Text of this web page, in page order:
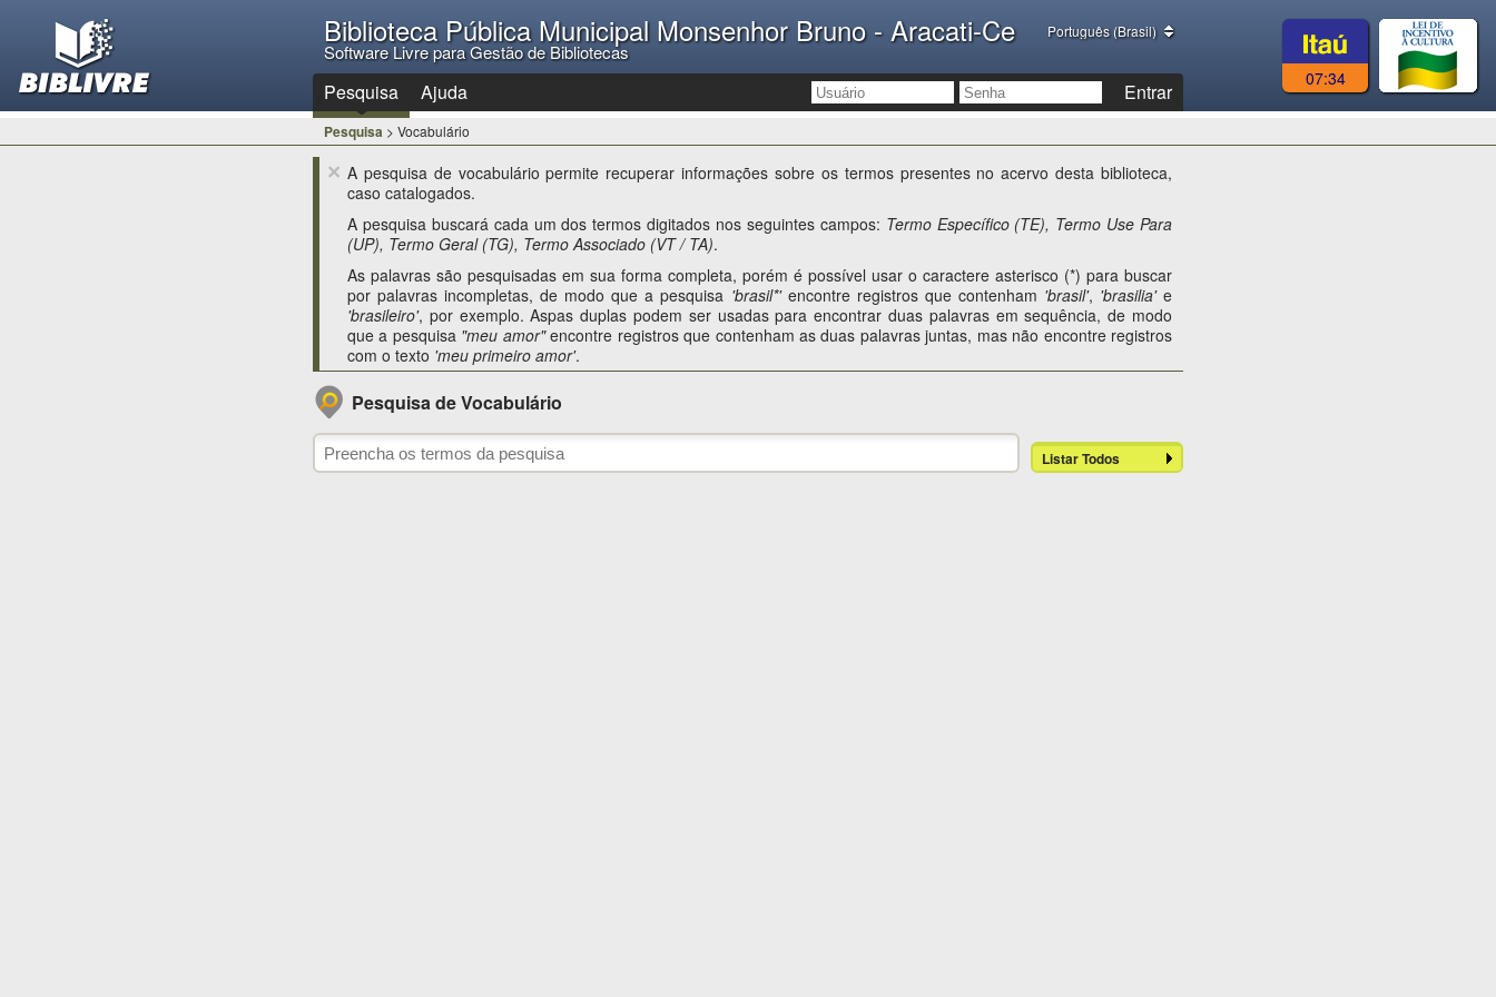
07:34
Biblioteca Pública Municipal Monsenhor Bruno - Aracati-Ce
Software Livre para Gestão de Bibliotecas
Português (Brasil)
Pesquisa Ajuda Entrar
Pesquisa > Vocabulário
× A pesquisa de vocabulário permite recuperar informações sobre os termos presentes no acervo desta biblioteca,
caso catalogados.
A pesquisa buscará cada um dos termos digitados nos seguintes campos: Termo Específico (TE), Termo Use Para
(UP), Termo Geral (TG), Termo Associado (VT / TA).
As palavras são pesquisadas em sua forma completa, porém é possível usar o caractere asterisco (*) para buscar
por palavras incompletas, de modo que a pesquisa 'brasil*'encontre registros que contenham 'brasil', 'brasilia'e
'brasileiro', por exemplo. Aspas duplas podem ser usadas para encontrar duas palavras em sequência, de modo
que a pesquisa "meu amor"encontre registros que contenham as duas palavras juntas, mas não encontre registros
com o texto 'meu primeiro amor'.
Pesquisa de Vocabulário
Listar Todos